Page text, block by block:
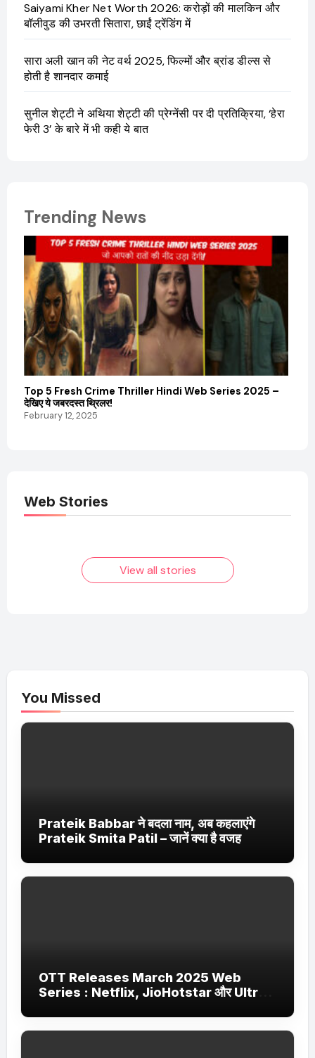
Saiyami Kher Net Worth 2026: करोड़ों की मालकिन और
बॉलीवुड की उभरती सितारा, छाईं ट्रेंडिंग में
सारा अली खान की नेट वर्थ 2025, फिल्मों और ब्रांड डील्स से
होती है शानदार कमाई
सुनील शेट्टी ने अथिया शेट्टी की प्रेग्नेंसी पर दी प्रतिक्रिया, ‘हेरा
फेरी 3’ के बारे में भी कही ये बात
Trending News
Top 5 Fresh Crime Thriller Hindi Web Series 2025 –
देखिए ये जबरदस्त थ्रिलर!
February 12, 2025
Web Stories
Elvish Yadav: एक
आम लड़के से यूट्यूबर
फिल्मों का जादू और उनका
View all stories
You Missed
Prateik Babbar ने बदला नाम, अब कहलाएंगे
Prateik Smita Patil – जानें क्या है वजह
OTT Releases March 2025 Web
Series : Netflix, JioHotstar और Ultra